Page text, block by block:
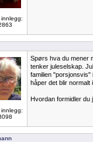
Spørs hva du mener
tenker juleselskap.
familien "porsjonsvis"
håper det blir normalt
Hvordan formidler du